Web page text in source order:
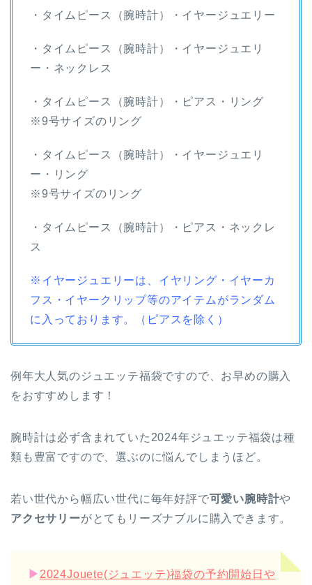
・タイムピース（腕時計）・イヤージュエリー
・タイムピース（腕時計）・イヤージュエリ
ー・ネックレス
・タイムピース（腕時計）・ピアス・リング
※9号サイズのリング
・タイムピース（腕時計）・イヤージュエリ
ー・リング
※9号サイズのリング
・タイムピース（腕時計）・ピアス・ネックレ
ス
※イヤージュエリーは、イヤリング・イヤーカ
フス・イヤークリップ等のアイテムがランダム
に入っております。（ピアスを除く）
例年大人気のジュエッテ福袋ですので、お早めの購入
をおすすめします！
腕時計は必ず含まれていた2024年ジュエッテ福袋は種
類も豊富ですので、選ぶのに悩んでしまうほど。
若い世代から幅広い世代に毎年好評で可愛い腕時計や
アクセサリーがとてもリーズナブルに購入できます。
▶︎ 2024Jouete(ジュエッテ)福袋の予約開始日や